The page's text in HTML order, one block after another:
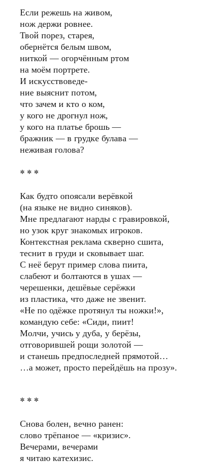
Если режешь на живом,
нож держи ровнее.
Твой порез, старея,
обернётся белым швом,
ниткой — огорчённым ртом
на моём портрете.
И искусствоведе-
ние выяснит потом,
что зачем и кто о ком,
у кого не дрогнул нож,
у кого на платье брошь —
бражник — в грудке булава —
неживая голова?
* * *
Как будто опоясали верёвкой
(на языке не видно синяков).
Мне предлагают нарды с гравировкой,
но узок круг знакомых игроков.
Контекстная реклама скверно сшита,
теснит в груди и сковывает шаг.
С неё берут пример слова пиита,
слабеют и болтаются в ушах —
черешенки, дешёвые серёжки
из пластика, что даже не звенит.
«Не по одёжке протянул ты ножки!»,
командую себе: «Сиди, пиит!
Молчи, учись у дуба, у берёзы,
отговорившей рощи золотой —
и станешь предпоследней прямотой…
…а может, просто перейдёшь на прозу».
* * *
Снова болен, вечно ранен:
слово трёпаное — «кризис».
Вечерами, вечерами
я читаю катехизис.